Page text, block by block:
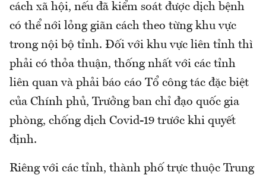
cách xã hội, nếu đã kiểm soát được dịch bệnh
có thể nới lỏng giãn cách theo từng khu vực
trong nội bộ tỉnh. Đối với khu vực liên tỉnh thì
phải có thỏa thuận, thống nhất với các tỉnh
liên quan và phải báo cáo Tổ công tác đặc biệt
của Chính phủ, Trưởng ban chỉ đạo quốc gia
phòng, chống dịch Covid-19 trước khi quyết
định.
Riêng với các tỉnh, thành phố trực thuộc Trung